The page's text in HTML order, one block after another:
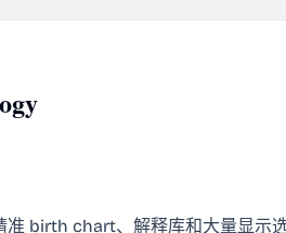
准 birth chart、解释库和大量显示